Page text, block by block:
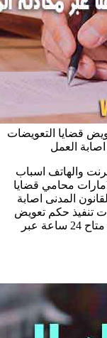
قضايا التعويضات
العمل
ساعة عبر الإنترنت والهاتف اسباب
محامي قضايا
المدنى اصابة
تنفيذ حكم تعويض
محامي احوال شخصيه اسال محامي اون لاين متاح 24 ساعة عبر